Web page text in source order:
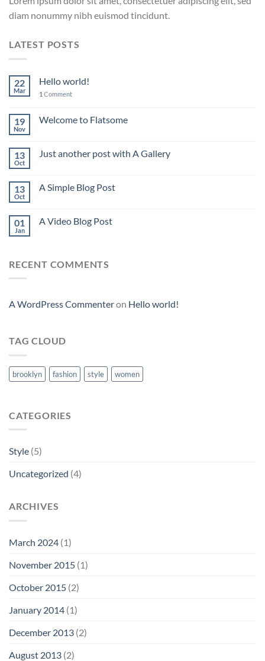
diam nonummy nibh euismod tincidunt.
LATEST POSTS
22
Mar
Hello world!
1 Comment
19
Nov
Welcome to Flatsome
13
Oct
Just another post with A Gallery
13
Oct
A Simple Blog Post
01
Jan
A Video Blog Post
RECENT COMMENTS
A WordPress Commenteron Hello world!
TAG CLOUD
brooklyn fashion style women
CATEGORIES
Style (5)
Uncategorized (4)
ARCHIVES
March 2024 (1)
November 2015 (1)
October 2015 (2)
January 2014 (1)
December 2013 (2)
August 2013 (2)